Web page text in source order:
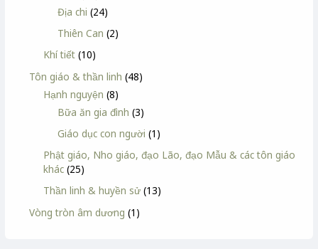
Địa chi (24)
Thiên Can (2)
Khí tiết (10)
Tôn giáo & thần linh (48)
Hạnh nguyện (8)
Bữa ăn gia đình (3)
Giáo dục con người (1)
Phật giáo, Nho giáo, đạo Lão, đạo Mẫu & các tôn giáo
khác (25)
Thần linh & huyền sử (13)
Vòng tròn âm dương (1)